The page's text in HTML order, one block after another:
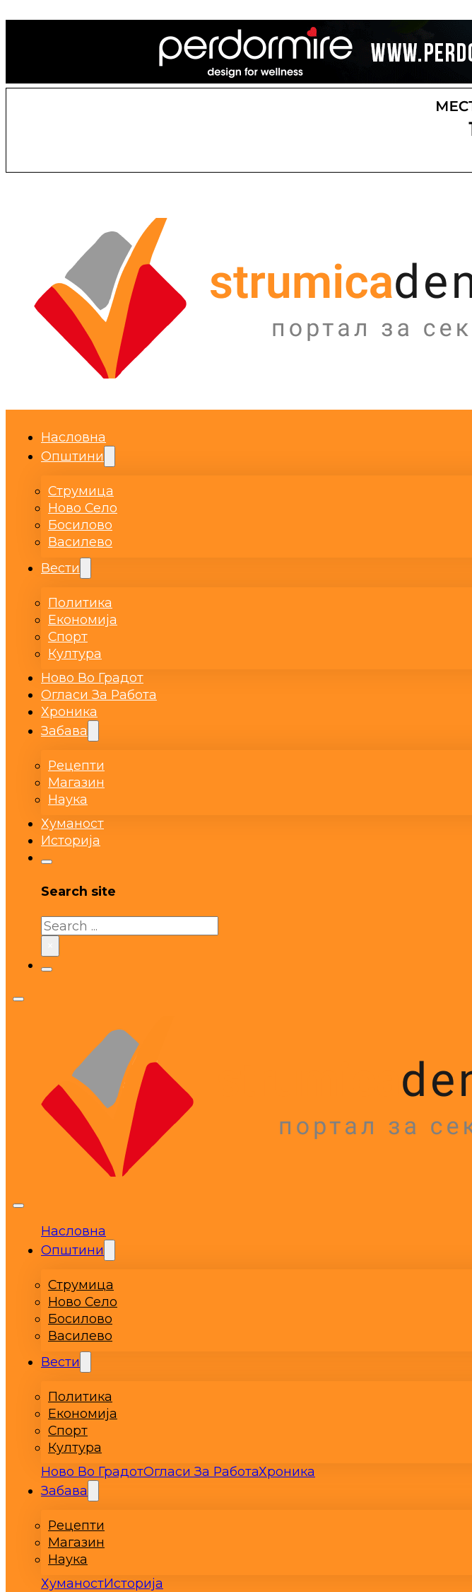
Насловна
Општини
Струмица
Ново Село
Босилово
Василево
Вести
Политика
Економија
Спорт
Култура
Ново Во Градот
Огласи За Работа
Хроника
Забава
Рецепти
Магазин
Наука
Хуманост
Историја
Search site
Search
Насловна
Општини
Струмица
Ново Село
Босилово
Василево
Вести
Политика
Економија
Спорт
Култура
Ново Во ГрадотОгласи За РаботаХроника
Забава
Рецепти
Магазин
Наука
ХуманостИсторија